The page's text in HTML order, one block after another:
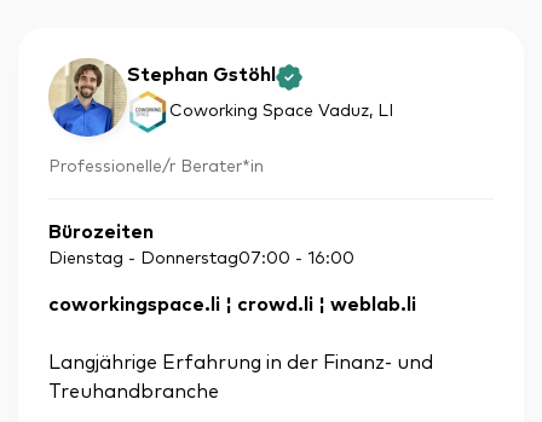
Stephan Gstöhl
Coworking Space Vaduz, LI
Professionelle/r Berater*in
Bürozeiten
Dienstag - Donnerstag07:00 - 16:00
coworkingspace.li ¦ crowd.li ¦ weblab.li
Langjährige Erfahrung in der Finanz- und
Treuhandbranche